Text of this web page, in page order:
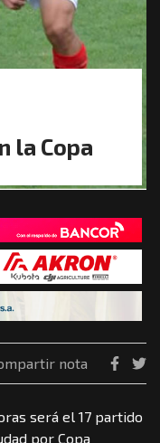
la Copa
nota
será el 17 partido
por Copa